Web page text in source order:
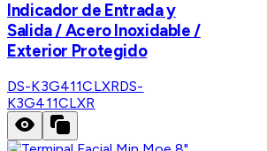
Indicador de Entrada y
Salida / Acero Inoxidable /
Exterior Protegido
DS-K3G411CLXRDS-
K3G411CLXR